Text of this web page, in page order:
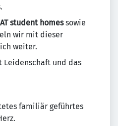
student homessowie
wir mit dieser
weiter.
Leidenschaft und das
familiär geführtes